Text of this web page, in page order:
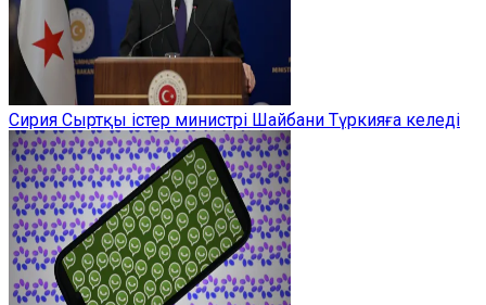
Сирия Сыртқы істер министрі Шайбани Түркияға келеді